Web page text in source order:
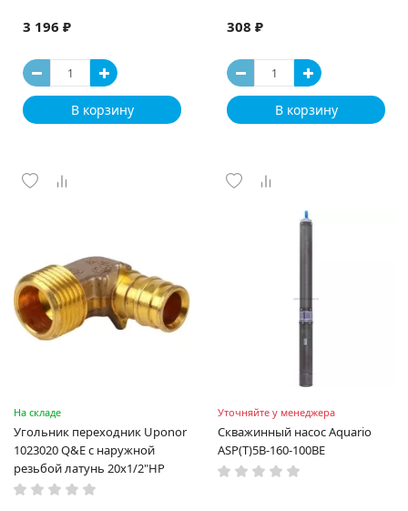
3 196 ₽
В корзину
308 ₽
В корзину
На складе
Угольник переходник Uponor
1023020 Q&E с наружной
резьбой латунь 20x1/2"НР
Уточняйте у менеджера
Скважинный насос Aquario
ASP(T)5B-160-100BE